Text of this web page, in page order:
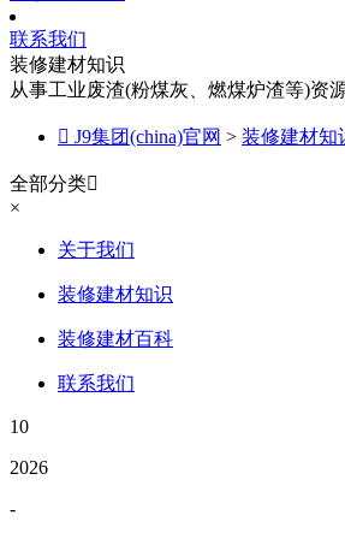
联系我们
装修建材知识
从事工业废渣(粉煤灰、燃煤炉渣等)资
 J9集团(china)官网 > 装修建材知
全部分类
×
关于我们
装修建材知识
装修建材百科
联系我们
10
2026
-